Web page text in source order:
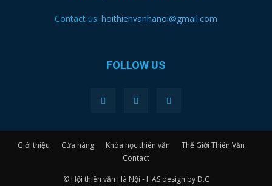
Contact us: hoithienvanhanoi@gmail.com
FOLLOW US
Giới thiệu Cửa hàng Khóa học thiên văn
Thế Giới Thiên Văn
Contact
© Hội thiên văn Hà Nội - HAS design by D.C